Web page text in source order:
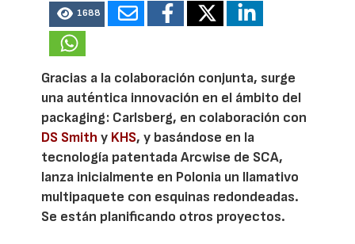
1688
Gracias a la colaboración conjunta, surge
una auténtica innovación en el ámbito del
packaging: Carlsberg, en colaboración con
DS Smithy KHS, y basándose en la
tecnología patentada Arcwise de SCA,
lanza inicialmente en Polonia un llamativo
multipaquete con esquinas redondeadas.
Se están planificando otros proyectos.